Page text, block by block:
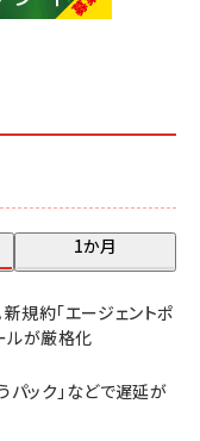
1か月
規約「エージェントポ
ルが厳格化
パック」などで遅延が